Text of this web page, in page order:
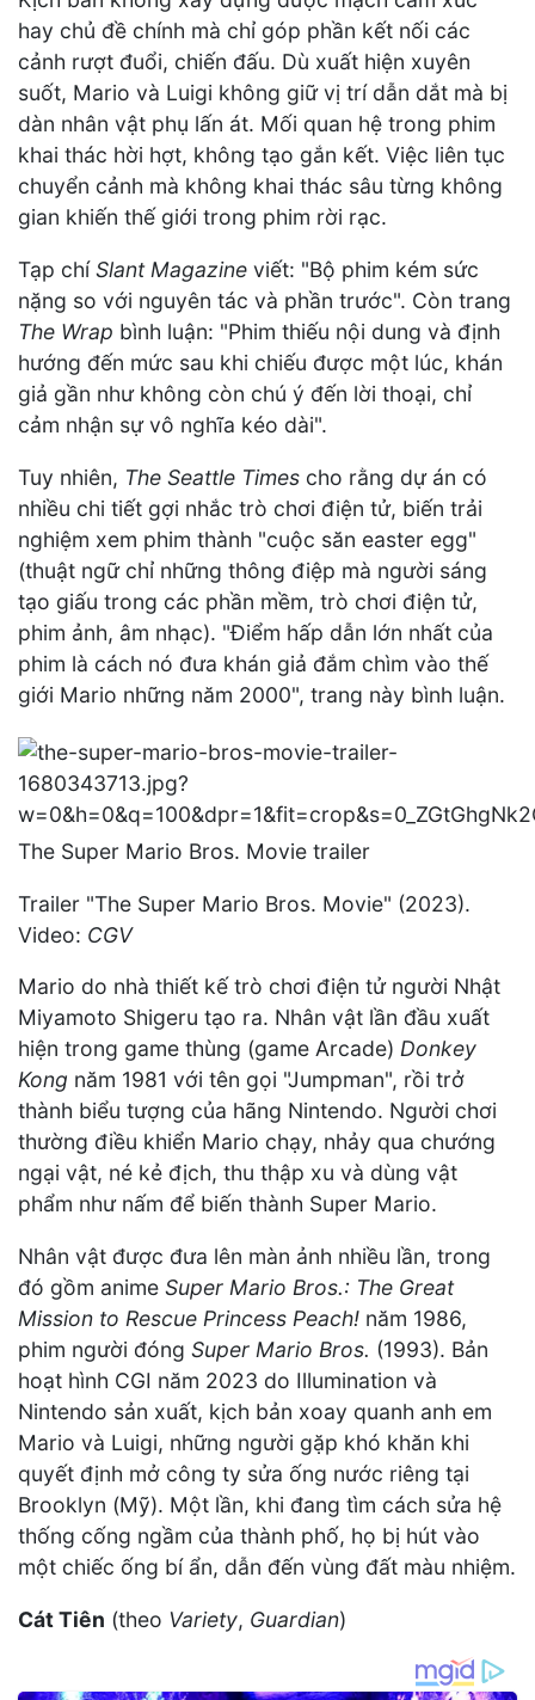
hay chủ đề chính mà chỉ góp phần kết nối các
cảnh rượt đuổi, chiến đấu. Dù xuất hiện xuyên
suốt, Mario và Luigi không giữ vị trí dẫn dắt mà bị
dàn nhân vật phụ lấn át. Mối quan hệ trong phim
khai thác hời hợt, không tạo gắn kết. Việc liên tục
chuyển cảnh mà không khai thác sâu từng không
gian khiến thế giới trong phim rời rạc.
Tạp chíSlant Magazine viết: "Bộ phim kém sức
nặng so với nguyên tác và phần trước". Còn trang
The Wrap bình luận: "Phim thiếu nội dung và định
hướng đến mức sau khi chiếu được một lúc, khán
giả gần như không còn chú ý đến lời thoại, chỉ
cảm nhận sự vô nghĩa kéo dài".
Tuy nhiên, The Seattle Times cho rằng dự án có
nhiều chi tiết gợi nhắc trò chơi điện tử, biến trải
nghiệm xem phim thành "cuộc săn easter egg"
(thuật ngữ chỉ những thông điệp mà người sáng
tạo giấu trong các phần mềm, trò chơi điện tử,
phim ảnh, âm nhạc). "Điểm hấp dẫn lớn nhất của
phim là cách nó đưa khán giả đắm chìm vào thế
giới Mario những năm 2000", trang này bình luận.
The Super Mario Bros. Movie trailer
Trailer "The Super Mario Bros. Movie" (2023).
Video: CGV
Mario do nhà thiết kế trò chơi điện tử người Nhật
Miyamoto Shigeru tạo ra. Nhân vật lần đầu xuất
hiện trong game thùng (game Arcade) Donkey
Kong năm 1981 với tên gọi "Jumpman", rồi trở
thành biểu tượng của hãng Nintendo. Người chơi
thường điều khiển Mario chạy, nhảy qua chướng
ngại vật, né kẻ địch, thu thập xu và dùng vật
phẩm như nấm để biến thành Super Mario.
Nhân vật được đưa lên màn ảnh nhiều lần, trong
đó gồm anime Super Mario Bros.: The Great
Mission to Rescue Princess Peach! năm 1986,
phim người đóng Super Mario Bros. (1993). Bản
hoạt hình CGI năm 2023 do Illumination và
Nintendo sản xuất, kịch bản xoay quanh anh em
Mario và Luigi, những người gặp khó khăn khi
quyết định mở công ty sửa ống nước riêng tại
Brooklyn (Mỹ). Một lần, khi đang tìm cách sửa hệ
thống cống ngầm của thành phố, họ bị hút vào
một chiếc ống bí ẩn, dẫn đến vùng đất màu nhiệm.
Cát Tiên (theo Variety, Guardian)